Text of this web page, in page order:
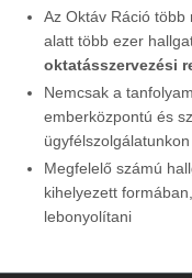
Az Oktáv Ráció
alatt több ezer
oktatásszervezési
Nemcsak a
emberközpontú és
ügyfélszolgálatunkon
Megfelelő számú
kihelyezett
lebonyolítani